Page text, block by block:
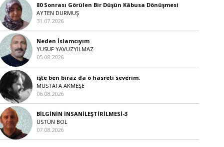
80 Sonrası Görülen Bir Düşün Kâbusa Dönüşmesi
AYTEN DURMUŞ
31.07.2026
Neden İslamcıyım
YUSUF YAVUZYILMAZ
05.08.2026
işte ben biraz da o hasreti severim.
MUSTAFA AKMEŞE
06.08.2026
BİLGİNİN İNSANİLEŞTİRİLMESİ-3
ÜSTÜN BOL
07.08.2026